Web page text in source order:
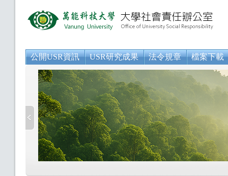
公開USR資訊 USR研究成果 法令規章 檔案下載